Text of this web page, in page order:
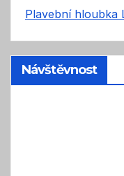
Plavební hloubka
Návštěvnost